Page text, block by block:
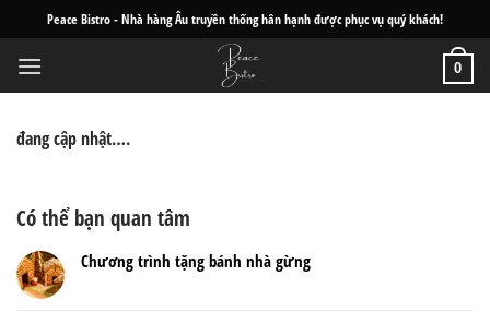
to
content
Peace Bistro - Nhà hàng Âu truyền thống hân hạnh được phục vụ quý khách!
0
đang cập nhật….
Có thể bạn quan tâm
Chương trình tặng bánh nhà gừng